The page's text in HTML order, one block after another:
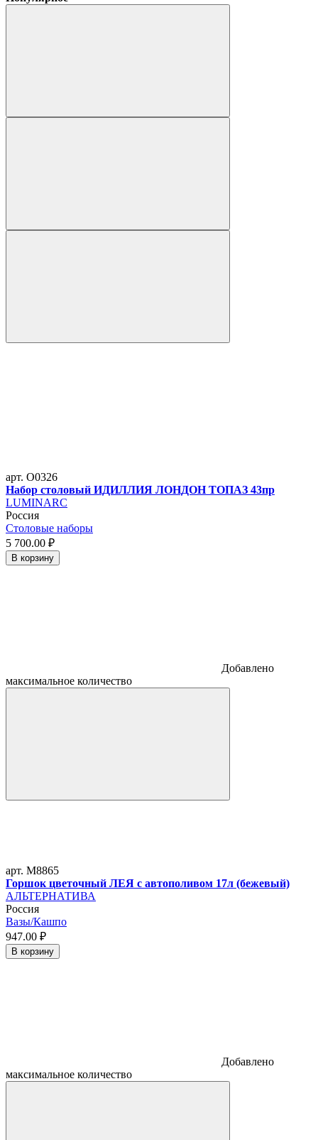
арт. O0326
Набор столовый ИДИЛЛИЯ ЛОНДОН ТОПАЗ 43пр
LUMINARC
Россия
Столовые наборы
5 700.00 ₽
В корзину
Добавлено
максимальное количество
арт. M8865
Горшок цветочный ЛЕЯ с автополивом 17л (бежевый)
АЛЬТЕРНАТИВА
Россия
Вазы/Кашпо
947.00 ₽
В корзину
Добавлено
максимальное количество